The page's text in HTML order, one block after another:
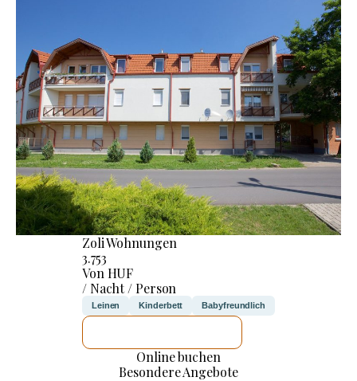
Zoli Wohnungen
3.753
Von HUF
/ Nacht / Person
Leinen Kinderbett Babyfreundlich
Online buchen
Besondere Angebote